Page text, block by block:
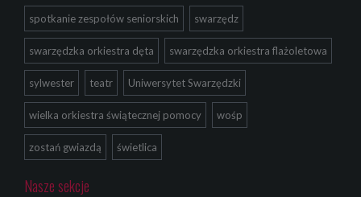
spotkanie zespołów seniorskich swarzędz
swarzędzka orkiestra dęta swarzędzka orkiestra flażoletowa
sylwester teatr Uniwersytet Swarzędzki
wielka orkiestra świątecznej pomocy wośp
zostań gwiazdą świetlica
Nasze sekcje